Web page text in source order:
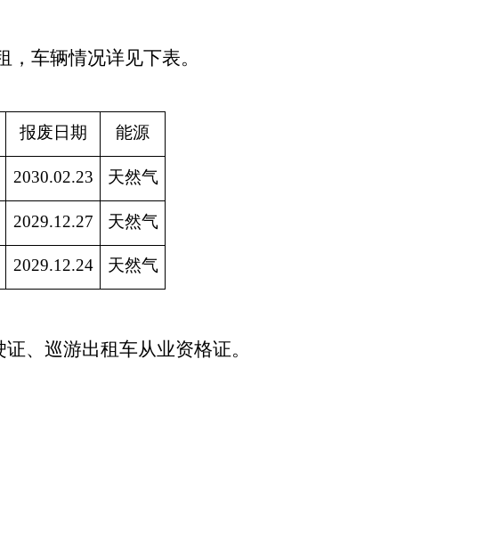
车辆情况详见下表。
报废日期 能源
2030.02.23 天然气
2029.12.27 天然气
2029.12.24 天然气
证、巡游出租车从业资格证。